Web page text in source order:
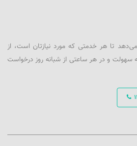
تا هر خدمتی که مورد نیازتان است، از
سهولت و در هر ساعتی از شبانه روز درخواست